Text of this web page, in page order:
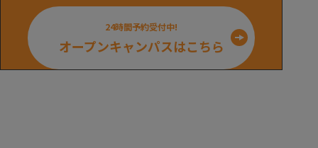
24時間予約受付中!
オープンキャンパスはこちら